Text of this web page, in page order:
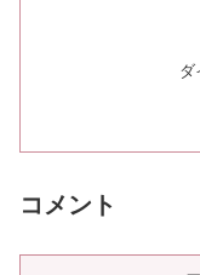
ダ
コメント